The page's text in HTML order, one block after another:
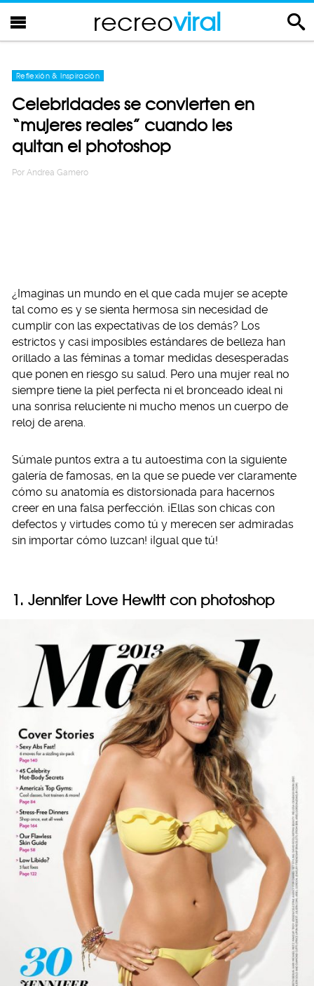
recreoviral
Reflexión & Inspiración
Celebridades se convierten en
“mujeres reales” cuando les
quitan el photoshop
Por Andrea Gamero
¿Imaginas un mundo en el que cada mujer se acepte
tal como es y se sienta hermosa sin necesidad de
cumplir con las expectativas de los demás? Los
estrictos y casi imposibles estándares de belleza han
orillado a las féminas a tomar medidas desesperadas
que ponen en riesgo su salud. Pero una mujer real no
siempre tiene la piel perfecta ni el bronceado ideal ni
una sonrisa reluciente ni mucho menos un cuerpo de
reloj de arena.
Súmale puntos extra a tu autoestima con la siguiente
galería de famosas, en la que se puede ver claramente
cómo su anatomía es distorsionada para hacernos
creer en una falsa perfección. ¡Ellas son chicas con
defectos y virtudes como tú y merecen ser admiradas
sin importar cómo luzcan! ¡Igual que tú!
1. Jennifer Love Hewitt con photoshop